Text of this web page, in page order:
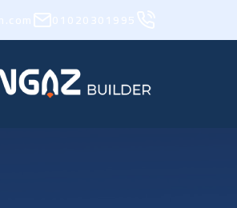
01020301995